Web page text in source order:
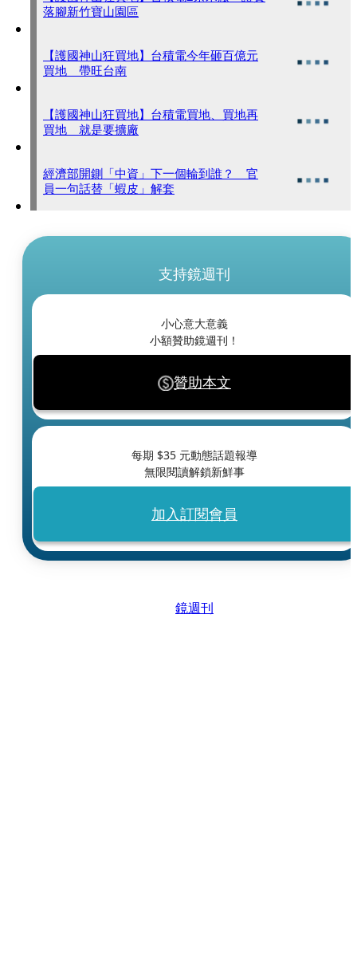
落腳新竹寶山園區
【護國神山狂買地】台積電今年砸百億元
買地 帶旺台南
【護國神山狂買地】台積電買地、買地再
買地 就是要擴廠
經濟部開鍘「中資」下一個輪到誰？ 官
員一句話替「蝦皮」解套
支持鏡週刊
小心意大意義
小額贊助鏡週刊！
贊助本文
每期 $35 元動態話題報導
無限閱讀解鎖新鮮事
加入訂閱會員
鏡週刊